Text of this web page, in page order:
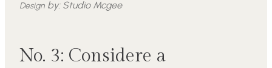
Designby:Studio Mcgee
No. 3: Considere a